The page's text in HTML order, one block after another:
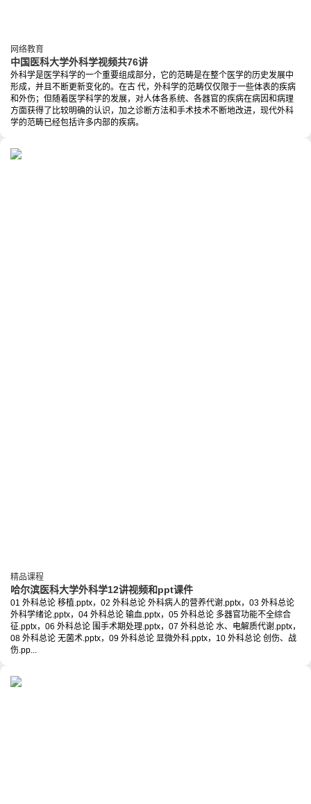
网络教育
中国医科大学外科学视频共76讲
外科学是医学科学的一个重要组成部分，它的范畴是在整个医学的历史发展中
形成，并且不断更新变化的。在古 代，外科学的范畴仅仅限于一些体表的疾病
和外伤；但随着医学科学的发展，对人体各系统、各器官的疾病在病因和病理
方面获得了比较明确的认识，加之诊断方法和手术技术不断地改进，现代外科
学的范畴已经包括许多内部的疾病。
精品课程
哈尔滨医科大学外科学12讲视频和ppt课件
01 外科总论 移植.pptx，02 外科总论 外科病人的营养代谢.pptx，03 外科总论
外科学绪论.pptx，04 外科总论 输血.pptx，05 外科总论 多器官功能不全综合
征.pptx，06 外科总论 围手术期处理.pptx，07 外科总论 水、电解质代谢.pptx，
08 外科总论 无菌术.pptx，09 外科总论 显微外科.pptx，10 外科总论 创伤、战
伤.pp...